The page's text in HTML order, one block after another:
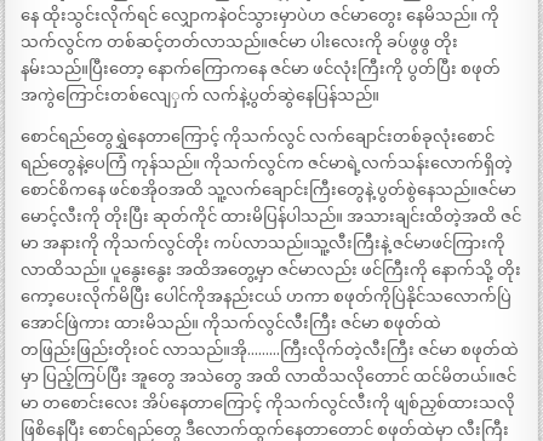
နေ ထိုးသွင်းလိုက်ရင် လျှောကနဲဝင်သွားမှာပဲဟ ဇင်မာတွေး နေမိသည်။ ကို
သက်လွင်က တစ်ဆင့်တတ်လာသည်။ဇင်မာ ပါးလေးကို ခပ်ဖွဖွ တိုး
နမ်းသည်။ပြီးတော့ နောက်ကြောကနေ ဇင်မာ ဖင်လုံးကြီးကို ပွတ်ပြီး စဖုတ်
အကွဲကြောင်းတစ်လျေှက် လက်နဲ့ပွတ်ဆွဲနေပြန်သည်။
စောင်ရည်တွေရွှဲနေတာကြောင့် ကိုသက်လွင် လက်ချောင်းတစ်ခုလုံးစောင်
ရည်တွေနဲ့ပေကြံ ကုန်သည်။ ကိုသက်လွင်က ဇင်မာရဲ့လက်သန်းလောက်ရှိတဲ့
စောင်စိကနေ ဖင်စအိုဝအထိ သူ့လက်ချောင်းကြီးတွေနဲ့ ပွတ်စွဲနေသည်။ဇင်မာ
မောင့်လီးကို တိုးပြီး ဆုတ်ကိုင် ထားမိပြန်ပါသည်။ အသားချင်းထိတဲ့အထိ ဇင်
မာ အနားကို ကိုသက်လွင်တိုး ကပ်လာသည်။သူ့လီးကြီးနဲ့ ဇင်မာဖင်ကြားကို
လာထိသည်။ ပူနွေးနွေး အထိအတွေ့မှာ ဇင်မာလည်း ဖင်ကြီးကို နောက်သို့ တိုး
ကော့ပေးလိုက်မိပြီး ပေါင်ကိုအနည်းငယ် ဟကာ စဖုတ်ကိုပြဲနိုင်သလောက်ပြဲ
အောင်ဖြဲကား ထားမိသည်။ ကိုသက်လွင်လီးကြီး ဇင်မာ စဖုတ်ထဲ
တဖြည်းဖြည်းတိုးဝင် လာသည်။အို………ကြီးလိုက်တဲ့လီးကြီး ဇင်မာ စဖုတ်ထဲ
မှာ ပြည့်ကြပ်ပြီး အူတွေ အသဲတွေ အထိ လာထိသလိုတောင် ထင်မိတယ်။ဇင်
မာ တစောင်းလေး အိပ်နေတာကြောင့် ကိုသက်လွင်လီးကို ဖျစ်ညှစ်ထားသလို
ဖြစိနေပြီး စောင်ရည်တွေ ဒီလောက်ထွက်နေတာတောင် စဖုတ်ထဲမှာ လီးကြီး